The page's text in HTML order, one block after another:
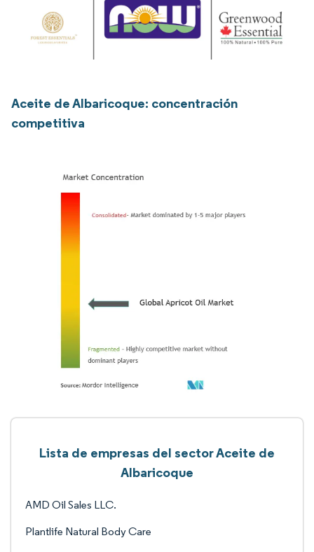
Aceite de Albaricoque: concentración
competitiva
Lista de empresas del sector Aceite de
Albaricoque
AMD Oil Sales LLC.
Plantlife Natural Body Care